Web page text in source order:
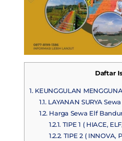
Daftar
1.KEUNGGULAN
1.1.LAYANAN SURYA
1.2.Harga Sewa Elf
1.2.1. TIPE 1 ( HIACE,
1.2.2. TIPE 2 ( INNOVA,